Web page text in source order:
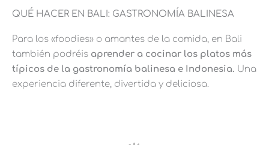
QUÉ HACER EN BALI: GASTRONOMÍA BALINESA
Para los «foodies» o amantes de la comida, en Bali
también podréis aprender a cocinar los platos más
típicos de la gastronomía balinesa e Indonesia. Una
experiencia diferente, divertida y deliciosa.